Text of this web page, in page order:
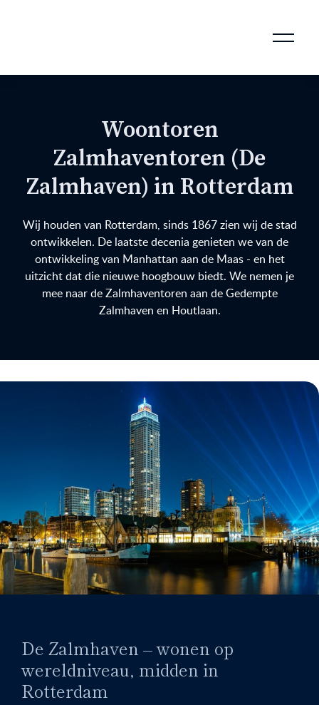
Woontoren
Zalmhaventoren (De
Zalmhaven) in Rotterdam
Wij houden van Rotterdam, sinds 1867 zien wij de stad
ontwikkelen. De laatste decenia genieten we van de
ontwikkeling van Manhattan aan de Maas - en het
uitzicht dat die nieuwe hoogbouw biedt. We nemen je
mee naar de Zalmhaventoren aan de Gedempte
Zalmhaven en Houtlaan.
De Zalmhaven – wonen op
wereldniveau, midden in
Rotterdam